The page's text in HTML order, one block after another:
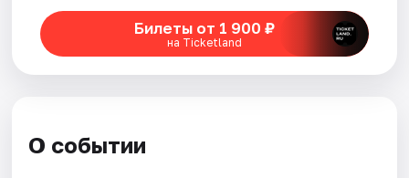
Билеты от 1 900 ₽
на Ticketland
О событии